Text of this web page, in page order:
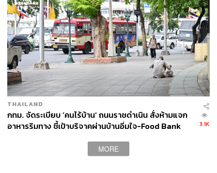
THAILAND
กทม. จัดระเบียบ ‘คนไร้บ้าน’ ถนนราชดำเนิน สั่งห้ามแจก
อาหารริมทาง ชี้เป้าบริจาคผ่านบ้านอิ่มใจ-Food Bank
3.1K
MORE